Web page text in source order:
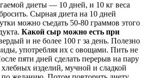
диеты — 10 дней, и 10 кг веса
Сырная диета на 10 дней
можно съедать 50-80 граммов этого
Какой сыр можно есть при
и не более 100 г за день. Полезно
употребляя их с овощами. Пить не
пяти дней сделать перерыв на пару
изделий, мучной и сладкой